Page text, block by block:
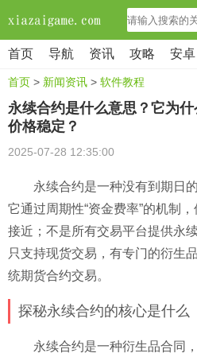
首页 导航 资讯 攻略 安卓
首页 > 新闻资讯 > 软件教程
永续合约是什么意思？它为
价格稳定？
2025-07-28 12:35:00
永续合约是一种没有到期日
它通过周期性“资金费率”的机制
接近；不是所有交易平台提供永
只支持现货交易，有专门的衍生
统期货合约交易。
探秘永续合约的核心是什么
永续合约是一种衍生品合同